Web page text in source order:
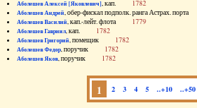
Аболешев Алексей [Яковлевич], кап. 1782
Аболешев Андрей, обер-фискал подполк. ранга Астрах.
Аболешев Василий, кап.-лейт. флота 1779
Аболешев Гавриил, кап. 1782
Аболешев Григорий, помещик 1782
Аболешев Федор, поручик 1782
Аболешев Яков, поручик 1782
1 2 3 4 5 ..+10 ..+50